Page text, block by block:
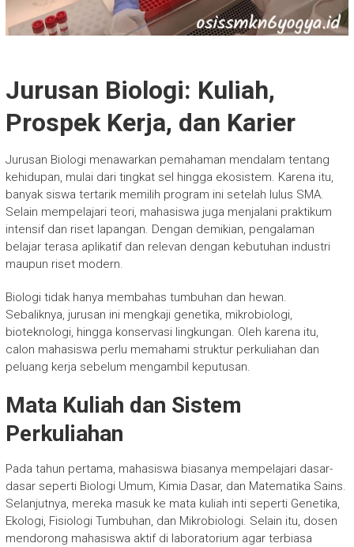
Jurusan Biologi: Kuliah,
Prospek Kerja, dan Karier
Jurusan Biologi menawarkan pemahaman mendalam tentang
kehidupan, mulai dari tingkat sel hingga ekosistem. Karena itu,
banyak siswa tertarik memilih program ini setelah lulus SMA.
Selain mempelajari teori, mahasiswa juga menjalani praktikum
intensif dan riset lapangan. Dengan demikian, pengalaman
belajar terasa aplikatif dan relevan dengan kebutuhan industri
maupun riset modern.
Biologi tidak hanya membahas tumbuhan dan hewan.
Sebaliknya, jurusan ini mengkaji genetika, mikrobiologi,
bioteknologi, hingga konservasi lingkungan. Oleh karena itu,
calon mahasiswa perlu memahami struktur perkuliahan dan
peluang kerja sebelum mengambil keputusan.
Mata Kuliah dan Sistem
Perkuliahan
Pada tahun pertama, mahasiswa biasanya mempelajari dasar-
dasar seperti Biologi Umum, Kimia Dasar, dan Matematika Sains.
Selanjutnya, mereka masuk ke mata kuliah inti seperti Genetika,
Ekologi, Fisiologi Tumbuhan, dan Mikrobiologi. Selain itu, dosen
mendorong mahasiswa aktif di laboratorium agar terbiasa